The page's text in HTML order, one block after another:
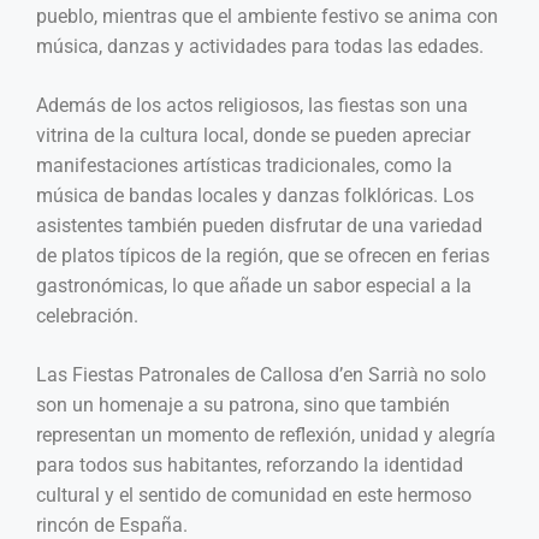
pueblo, mientras que el ambiente festivo se anima con
música, danzas y actividades para todas las edades.
Además de los actos religiosos, las fiestas son una
vitrina de la cultura local, donde se pueden apreciar
manifestaciones artísticas tradicionales, como la
música de bandas locales y danzas folklóricas. Los
asistentes también pueden disfrutar de una variedad
de platos típicos de la región, que se ofrecen en ferias
gastronómicas, lo que añade un sabor especial a la
celebración.
Las Fiestas Patronales de Callosa d’en Sarrià no solo
son un homenaje a su patrona, sino que también
representan un momento de reflexión, unidad y alegría
para todos sus habitantes, reforzando la identidad
cultural y el sentido de comunidad en este hermoso
rincón de España.